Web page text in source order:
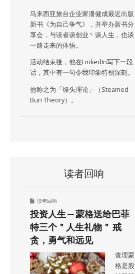
马来西亚旅台企业家潘健成最近出版
新书《为自己争气》，并举办新书分
享会，与读者谈创业丶谈人生，也谈
一路走来的体悟。
活动结束後，他在LinkedIn写下一段
话，其中有一句令我印象特别深刻。
他称之为「馒头理论」（Steamed
Bun Theory）。
读者回响
读者回响
投资人生 ─ 蒙格送给巴菲
特三个＂人生礼物＂ 戒
贪，勇气和远见
查理蒙
格是股